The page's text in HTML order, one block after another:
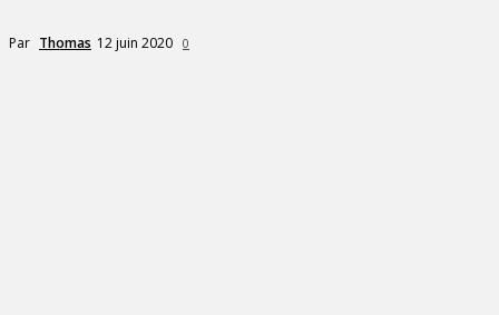
Par Thomas 12 juin 2020 0